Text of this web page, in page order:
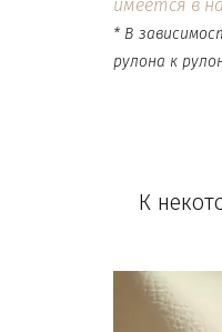
имеется в
* В
рулона к
К